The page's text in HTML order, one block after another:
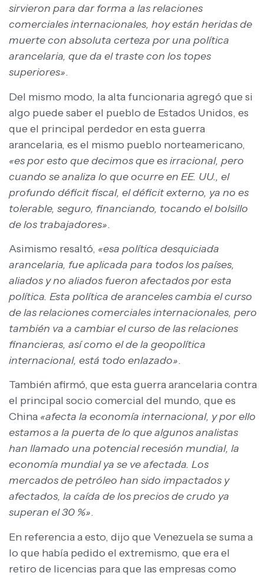
sirvieron para dar forma a las relaciones
comerciales internacionales, hoy están heridas de
muerte con absoluta certeza por una política
arancelaria, que da el traste con los topes
superiores».
Del mismo modo, la alta funcionaria agregó que si
algo puede saber el pueblo de Estados Unidos, es
que el principal perdedor en esta guerra
arancelaria, es el mismo pueblo norteamericano,
«es por esto que decimos que es irracional, pero
cuando se analiza lo que ocurre en EE. UU., el
profundo déficit fiscal, el déficit externo, ya no es
tolerable, seguro, financiando, tocando el bolsillo
de los trabajadores».
Asimismo resaltó, «esa política desquiciada
arancelaria, fue aplicada para todos los países,
aliados y no aliados fueron afectados por esta
política. Esta política de aranceles cambia el curso
de las relaciones comerciales internacionales, pero
también va a cambiar el curso de las relaciones
financieras, así como el de la geopolítica
internacional, está todo enlazado».
También afirmó, que esta guerra arancelaria contra
el principal socio comercial del mundo, que es
China «afecta la economía internacional, y por ello
estamos a la puerta de lo que algunos analistas
han llamado una potencial recesión mundial, la
economía mundial ya se ve afectada. Los
mercados de petróleo han sido impactados y
afectados, la caída de los precios de crudo ya
superan el 30 %».
En referencia a esto, dijo que Venezuela se suma a
lo que había pedido el extremismo, que era el
retiro de licencias para que las empresas como